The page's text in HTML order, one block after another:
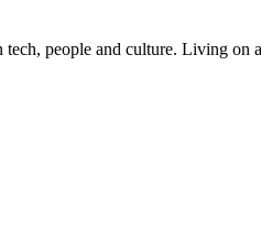
people and culture. Living on